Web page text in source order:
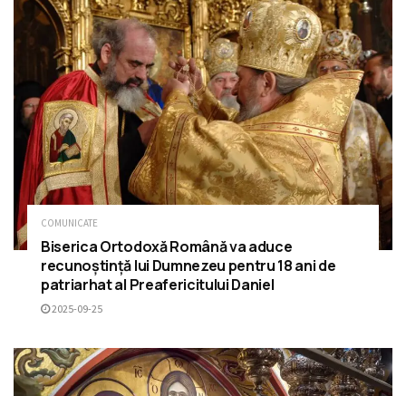
COMUNICATE
Biserica Ortodoxă Română va aduce
recunoștință lui Dumnezeu pentru 18 ani de
patriarhat al Preafericitului Daniel
2025-09-25